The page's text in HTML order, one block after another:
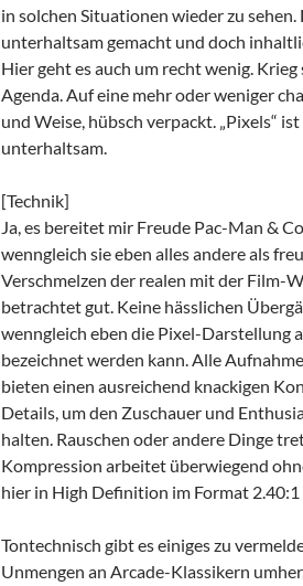
in solchen Situationen wieder zu sehen.
unterhaltsam gemacht und doch
Hier geht es auch um recht wenig.
Agenda. Auf eine mehr oder weniger
und Weise, hübsch verpackt. „Pixels“
unterhaltsam.
[Technik]
Ja, es bereitet mir Freude Pac-Man &
wenngleich sie eben alles andere als
Verschmelzen der realen mit der Film-
betrachtet gut. Keine hässlichen
wenngleich eben die Pixel-Darstellung
bezeichnet werden kann. Alle
bieten einen ausreichend knackigen
Details, um den Zuschauer und
halten. Rauschen oder andere Dinge
Kompression arbeitet überwiegend
hier in High Definition im Format
Tontechnisch gibt es einiges zu
Unmengen an Arcade-Klassikern